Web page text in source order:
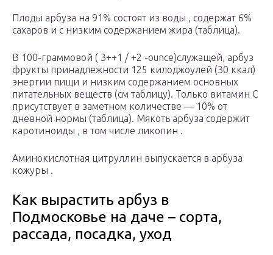
Плоды арбуза на 91% состоят из воды , содержат 6%
сахаров и с низким содержанием жира (таблица).
В 100-граммовой ( 3++1 / +2 -ounce)служащей, арбуз
фрукты принадлежности 125 килоджоулей (30 ккал)
энергии пищи и низким содержанием основных
питательных веществ (см таблицу). Только витамин С
присутствует в заметном количестве — 10% от
дневной нормы (таблица). Мякоть арбуза содержит
каротиноиды , в том числе ликопин .
Аминокислотная цитруллин выпускается в арбуза
кожуры .
Как вырастить арбуз в
Подмосковье на даче – сорта,
рассада, посадка, уход